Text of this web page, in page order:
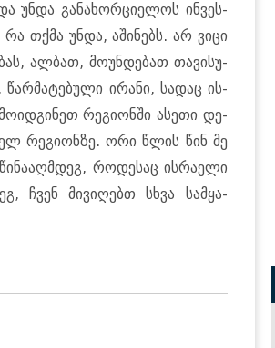
უნდა გა­ნა­ხორ­ცი­ე­ლოს ინ­ვეს­
თქმა უნდა, აში­ნებს. არ ვიცი
ალ­ბათ, მო­უნ­დე­ბათ თა­ვი­სუ­
ირა­ნი, სა­დაც ის­
რე­გი­ონ­ში ასე­თი დე­
რე­გი­ონ­ზე. ორი წლის წინ მე
რო­დე­საც ის­რა­ე­ლი
ჩვენ მი­ვი­ღებთ სხვა სამ­ყა­